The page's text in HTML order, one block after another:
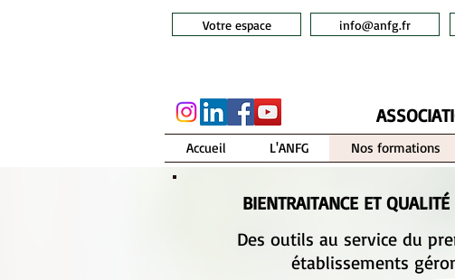
Votre espace info@anfg.fr
Accueil L'ANFG Nos formations
BIENTRAITANCE ET
Des outils au service du
établissements